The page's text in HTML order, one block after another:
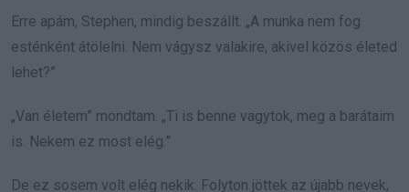
Erre apám, Stephen, mindig beszállt. „A munka nem fog
esténként átölelni. Nem vágysz valakire, akivel közös életed
lehet?”
„Van életem” mondtam. „Ti is benne vagytok, meg a barátaim
is. Nekem ez most elég.”
De ez sosem volt elég nekik. Folyton jöttek az újabb nevek,